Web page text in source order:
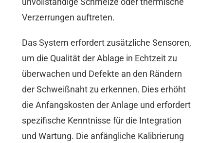
Verzerrungen auftreten.
Das System erfordert zusätzliche Sensoren,
um die Qualität der Ablage in Echtzeit zu
überwachen und Defekte an den Rändern
der Schweißnaht zu erkennen. Dies erhöht
die Anfangskosten der Anlage und erfordert
spezifische Kenntnisse für die Integration
und Wartung. Die anfängliche Kalibrierung